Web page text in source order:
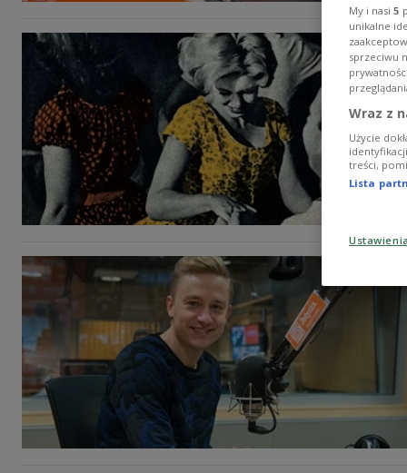
My i nasi 5
unikalne
sprzeciwu
Wraz z
Użycie
treści,
Lista